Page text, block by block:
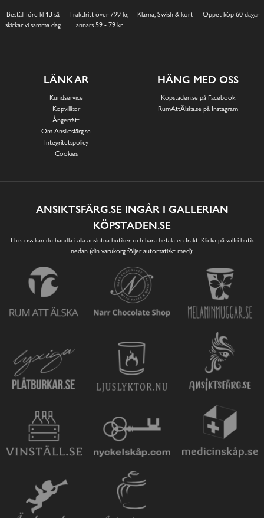
Beställ före kl 13 så
skickar vi samma dag
Fraktfritt över 799 kr,
annars 59 - 79 kr
Klarna, Swish & kort Öppet köp 60 dagar
LÄNKAR
Kundservice
Köpvillkor
Ångerrätt
Om Ansiktsfärg.se
Integritetspolicy
Cookies
HÄNG MED OSS
Köpstaden.se på Facebook
RumAttÄlska.se på Instagram
ANSIKTSFÄRG.SE INGÅR I GALLERIAN
KÖPSTADEN.SE
Hos oss kan du handla i alla anslutna butiker och bara betala en frakt. Klicka på valfri butik
nedan (din varukorg följer automatiskt med):